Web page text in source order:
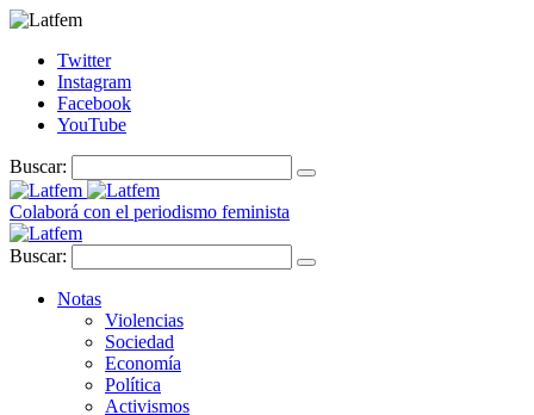
Twitter
Instagram
Facebook
YouTube
Buscar:
Colaborá con el periodismo feminista
Buscar:
Notas
Violencias
Sociedad
Economía
Política
Activismos